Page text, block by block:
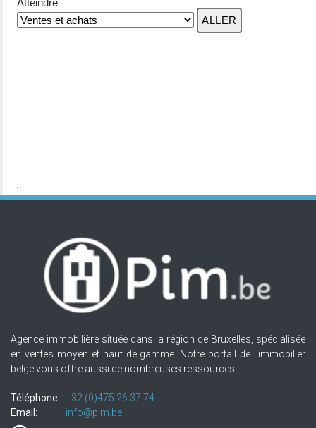
Atteindre
Agence immobilière située dans la région de Bruxelles, spécialisée
en ventes moyen et haut de gamme. Notre portail de l'immobilier
belge vous offre aussi de nombreuses ressources.
Téléphone : +32.(0)475 26 37 74
Email:
info@pim.be